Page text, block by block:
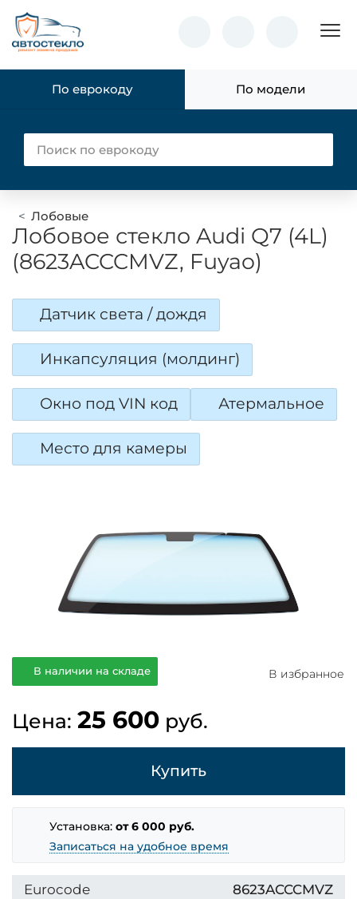
По еврокоду По модели
Лобовые
Лобовое стекло Audi Q7 (4L)
(8623ACCCMVZ, Fuyao)
Датчик света / дождя
Инкапсуляция (молдинг)
Окно под VIN код Атермальное
Место для камеры
В наличии на складе В избранное
Цена: 25 600 руб.
Купить
Установка:от 6 000 руб.
Записаться на удобное время
Eurocode
8623ACCCMVZ